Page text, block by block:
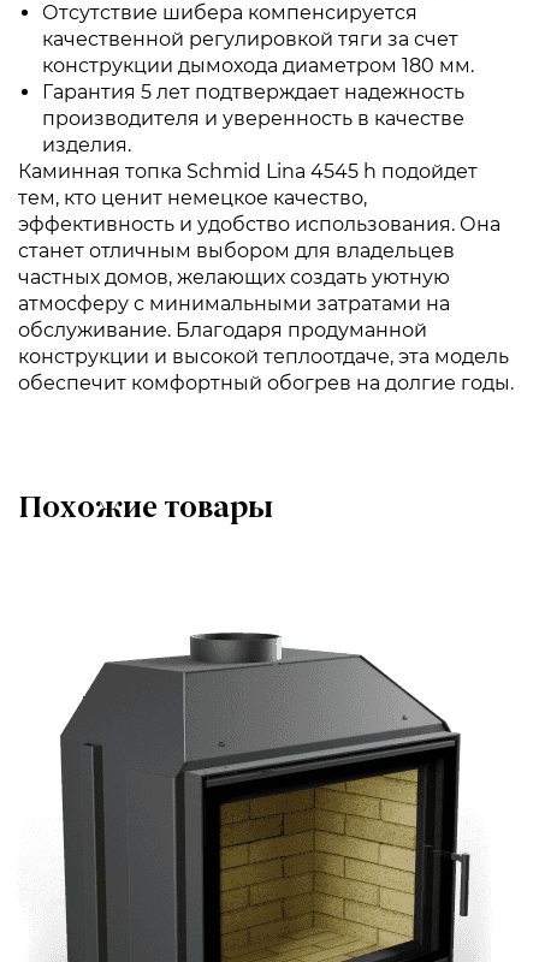
Отсутствие шибера компенсируется
качественной регулировкой тяги за счет
конструкции дымохода диаметром 180 мм.
Гарантия 5 лет подтверждает надежность
производителя и уверенность в качестве
изделия.
Каминная топка Schmid Lina 4545 h подойдет
тем, кто ценит немецкое качество,
эффективность и удобство использования. Она
станет отличным выбором для владельцев
частных домов, желающих создать уютную
атмосферу с минимальными затратами на
обслуживание. Благодаря продуманной
конструкции и высокой теплоотдаче, эта модель
обеспечит комфортный обогрев на долгие годы.
Похожие товары